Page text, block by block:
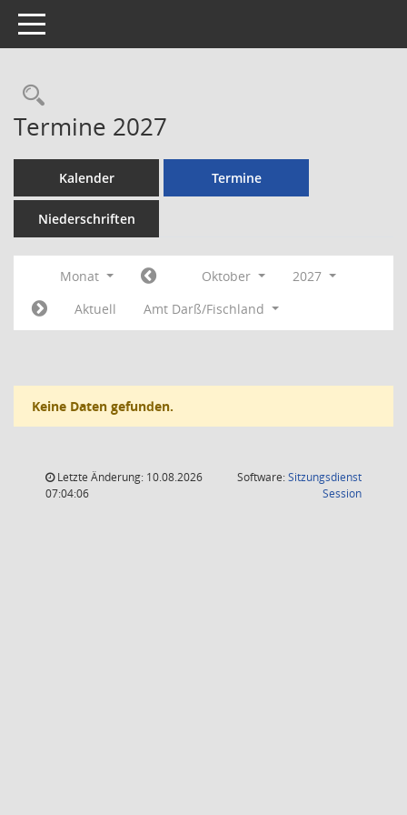
Toggle navigation
Rechercheauswahl
Termine 2027
Kalender Termine
Niederschriften
Monat Oktober
2027
Aktuell
Amt Darß/Fischland
Keine Daten gefunden.
Letzte Änderung: 10.08.2026
07:04:06
Software:Sitzungsdienst
Session(Wird in